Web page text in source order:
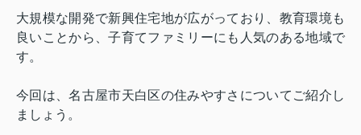
大規模な開発で新興住宅地が広がっており、教育環境も
良いことから、子育てファミリーにも人気のある地域で
す。
今回は、名古屋市天白区の住みやすさについてご紹介し
ましょう。